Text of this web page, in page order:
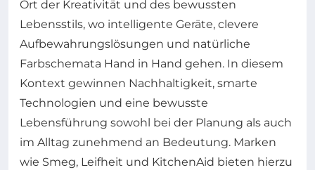
Ort der Kreativität und des bewussten
Lebensstils, wo intelligente Geräte, clevere
Aufbewahrungslösungen und natürliche
Farbschemata Hand in Hand gehen. In diesem
Kontext gewinnen Nachhaltigkeit, smarte
Technologien und eine bewusste
Lebensführung sowohl bei der Planung als auch
im Alltag zunehmend an Bedeutung. Marken
wie Smeg, Leifheit und KitchenAid bieten hierzu